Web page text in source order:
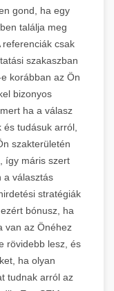
gond, ha egy
találja meg
csak
szakaszban
korábban az Ön
bizonyos
ha a válasz
tudásuk arról,
szakterületén
így máris szert
a választás
stratégiák
bónusz, ha
van az Önéhez
rövidebb lesz, és
ha olyan
tudnak arról az